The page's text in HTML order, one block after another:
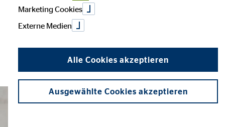
Marketing Cookies
Externe Medien
Alle Cookies akzeptieren
Ausgewählte Cookies akzeptieren